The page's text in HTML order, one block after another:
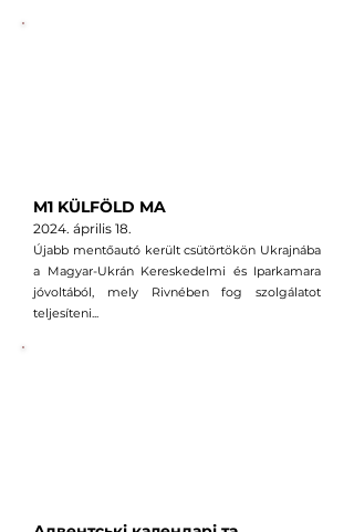
M1 KÜLFÖLD MA
2024. április 18.
Újabb mentőautó került csütörtökön Ukrajnába
a Magyar-Ukrán Kereskedelmi és Iparkamara
jóvoltából, mely Rivnében fog szolgálatot
teljesíteni...